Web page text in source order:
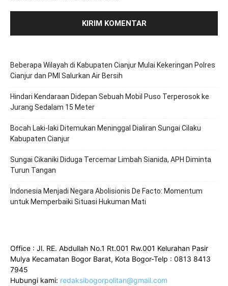
Beberapa Wilayah di Kabupaten Cianjur Mulai Kekeringan Polres
Cianjur dan PMI Salurkan Air Bersih
Hindari Kendaraan Didepan Sebuah Mobil Puso Terperosok ke
Jurang Sedalam 15 Meter
Bocah Laki-laki Ditemukan Meninggal Dialiran Sungai Cilaku
Kabupaten Cianjur
Sungai Cikaniki Diduga Tercemar Limbah Sianida, APH Diminta
Turun Tangan
‎Indonesia Menjadi Negara Abolisionis De Facto: Momentum
untuk Memperbaiki Situasi Hukuman Mati
Office : Jl. RE. Abdullah No.1 Rt.001 Rw.001 Kelurahan Pasir
Mulya Kecamatan Bogor Barat, Kota Bogor-Telp : 0813 8413
7945
Hubungi kami: redaksibogorpolitan@gmail.com